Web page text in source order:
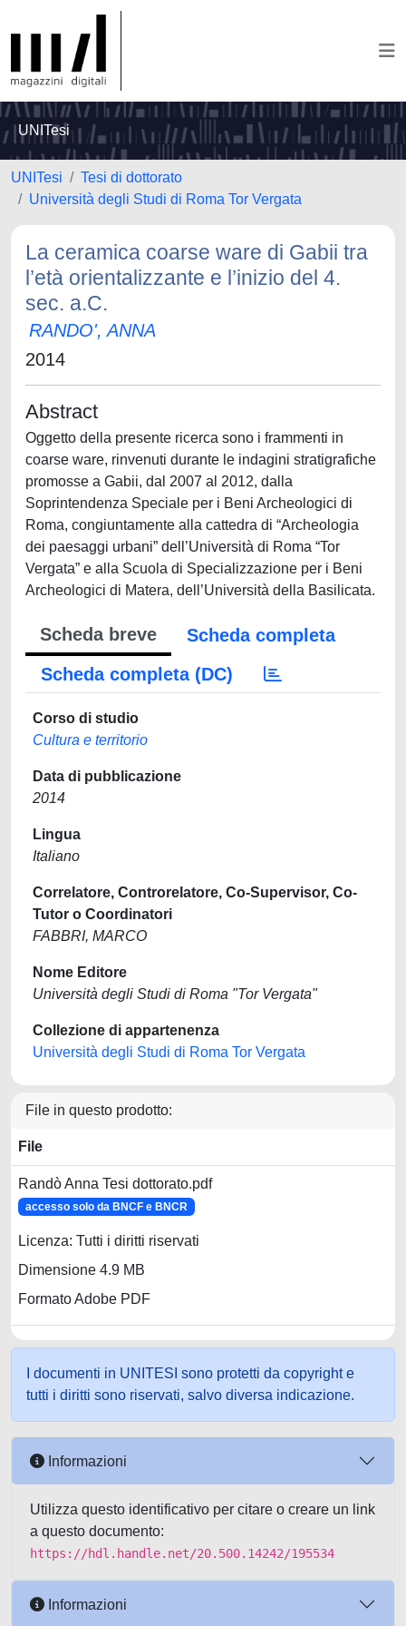
UNITesi
UNITesi
Tesi di dottorato
Università degli Studi di Roma Tor Vergata
La ceramica coarse ware di Gabii tra
l’età orientalizzante e l’inizio del 4.
sec. a.C.
RANDO', ANNA
2014
Abstract
Oggetto della presente ricerca sono i frammenti in
coarse ware, rinvenuti durante le indagini stratigrafiche
promosse a Gabii, dal 2007 al 2012, dalla
Soprintendenza Speciale per i Beni Archeologici di
Roma, congiuntamente alla cattedra di “Archeologia
dei paesaggi urbani” dell’Università di Roma “Tor
Vergata” e alla Scuola di Specializzazione per i Beni
Archeologici di Matera, dell’Università della Basilicata.
Scheda breve
Scheda completa
Scheda completa (DC)
Corso di studio
Cultura e territorio
Data di pubblicazione
2014
Lingua
Italiano
Correlatore, Controrelatore, Co-Supervisor, Co-
Tutor o Coordinatori
FABBRI, MARCO
Nome Editore
Università degli Studi di Roma "Tor Vergata"
Collezione di appartenenza
Università degli Studi di Roma Tor Vergata
File in questo prodotto:
File
Randò Anna Tesi dottorato.pdf
accesso solo da BNCF e BNCR
Licenza: Tutti i diritti riservati
Dimensione 4.9 MB
Formato Adobe PDF
I documenti in UNITESI sono protetti da copyright e
tutti i diritti sono riservati, salvo diversa indicazione.
Informazioni
Utilizza questo identificativo per citare o creare un link
a questo documento:
https://hdl.handle.net/20.500.14242/195534
Informazioni